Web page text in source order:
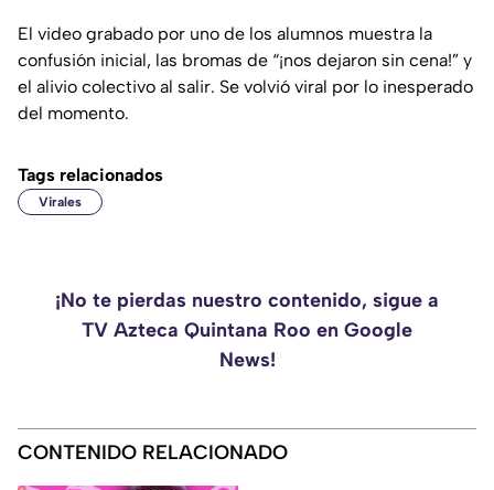
El video grabado por uno de los alumnos muestra la
confusión inicial, las bromas de “¡nos dejaron sin cena!” y
el alivio colectivo al salir. Se volvió viral por lo inesperado
del momento.
Tags relacionados
Virales
¡No te pierdas nuestro contenido, sigue a
TV Azteca Quintana Roo en Google
News!
CONTENIDO RELACIONADO